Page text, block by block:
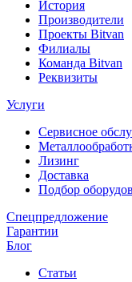
История
Производители
Проекты Bitvan
Филиалы
Команда Bitvan
Реквизиты
Услуги
Сервисное
Лизинг
Доставка
Подбор
Спецпредложение
Гарантии
Блог
Статьи